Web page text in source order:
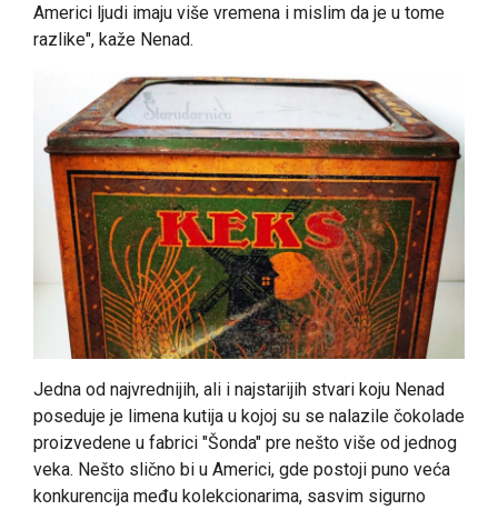
Americi ljudi imaju više vremena i mislim da je u tome
razlike", kaže Nenad.
Jedna od najvrednijih, ali i najstarijih stvari koju Nenad
poseduje je limena kutija u kojoj su se nalazile čokolade
proizvedene u fabrici "Šonda" pre nešto više od jednog
veka. Nešto slično bi u Americi, gde postoji puno veća
konkurencija među kolekcionarima, sasvim sigurno